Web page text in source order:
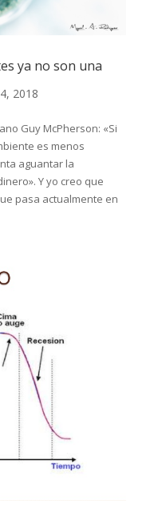
ya no son una
2018
Guy McPherson: «Si
es menos
aguantar la
Y yo creo que
pasa actualmente en